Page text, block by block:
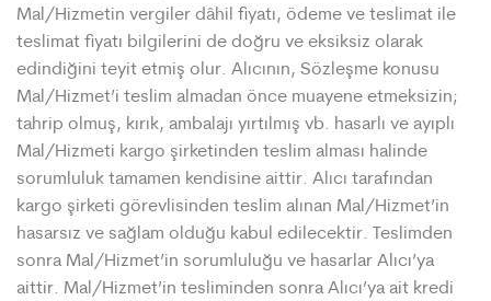
Mal/Hizmetin vergiler dâhil fiyatı, ödeme ve teslimat ile
teslimat fiyatı bilgilerini de doğru ve eksiksiz olarak
edindiğini teyit etmiş olur. Alıcının, Sözleşme konusu
Mal/Hizmet’i teslim almadan önce muayene etmeksizin;
tahrip olmuş, kırık, ambalajı yırtılmış vb. hasarlı ve ayıplı
Mal/Hizmeti kargo şirketinden teslim alması halinde
sorumluluk tamamen kendisine aittir. Alıcı tarafından
kargo şirketi görevlisinden teslim alınan Mal/Hizmet’in
hasarsız ve sağlam olduğu kabul edilecektir. Teslimden
sonra Mal/Hizmet’in sorumluluğu ve hasarlar Alıcı’ya
aittir. Mal/Hizmet’in tesliminden sonra Alıcı’ya ait kredi